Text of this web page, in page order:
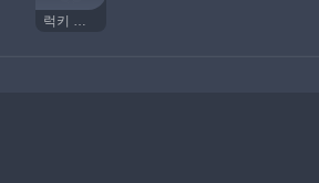
럭키 코인